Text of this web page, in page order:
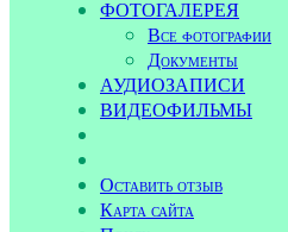
ФОТОГАЛЕРЕЯ
Все фотографии
Документы
АУДИОЗАПИСИ
ВИДЕОФИЛЬМЫ
Оставить отзыв
Карта сайта